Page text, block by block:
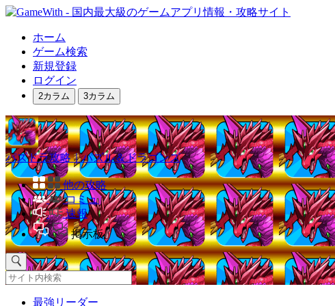
ホーム
ゲーム検索
新規登録
ログイン
2カラム 3カラム
パズドラ攻略｜パズル＆ドラゴンズ
他の攻略
コミュ
速報
掲示板
最強リーダー